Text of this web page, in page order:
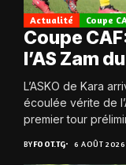
Actualité Coupe
Coupe
l’AS Zam
L’ASKO de Kara
écoulée vérite de
premier tour
BYFOOT.TG 6 AOÛT 2026